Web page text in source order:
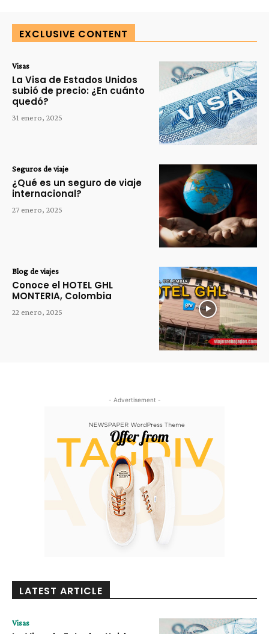
EXCLUSIVE CONTENT
Visas
La Visa de Estados Unidos
subió de precio: ¿En cuánto
quedó?
31 enero, 2025
Seguros de viaje
¿Qué es un seguro de viaje
internacional?
27 enero, 2025
Blog de viajes
Conoce el HOTEL GHL
MONTERIA, Colombia
22 enero, 2025
- Advertisement -
LATEST ARTICLE
Visas